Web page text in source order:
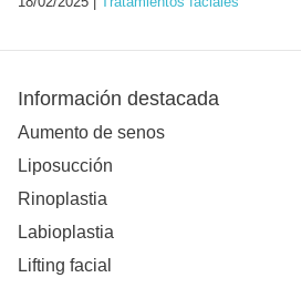
Información destacada
Aumento de senos
Liposucción
Rinoplastia
Labioplastia
Lifting facial